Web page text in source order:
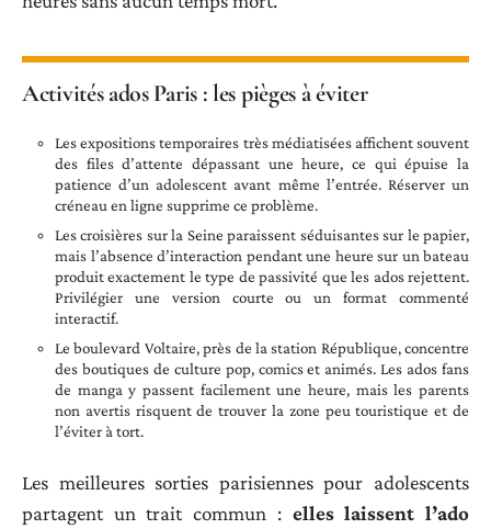
Activités ados Paris : les pièges à éviter
Les expositions temporaires très médiatisées affichent souvent
des files d’attente dépassant une heure, ce qui épuise la
patience d’un adolescent avant même l’entrée. Réserver un
créneau en ligne supprime ce problème.
Les croisières sur la Seine paraissent séduisantes sur le papier,
mais l’absence d’interaction pendant une heure sur un bateau
produit exactement le type de passivité que les ados rejettent.
Privilégier une version courte ou un format commenté
interactif.
Le boulevard Voltaire, près de la station République, concentre
des boutiques de culture pop, comics et animés. Les ados fans
de manga y passent facilement une heure, mais les parents
non avertis risquent de trouver la zone peu touristique et de
l’éviter à tort.
Les meilleures sorties parisiennes pour adolescents
partagent un trait commun : elles laissent l’ado